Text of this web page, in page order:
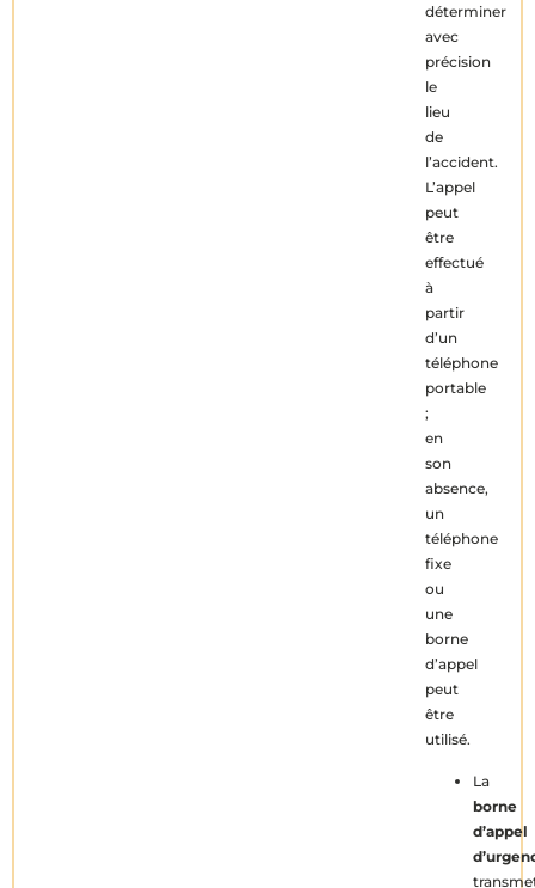
déterminer
avec
précision
le
lieu
de
l’accident.
L’appel
peut
être
effectué
à
partir
d’un
téléphone
portable
;
en
son
absence,
un
téléphone
fixe
ou
une
borne
d’appel
peut
être
utilisé.
La
borne
d’appel